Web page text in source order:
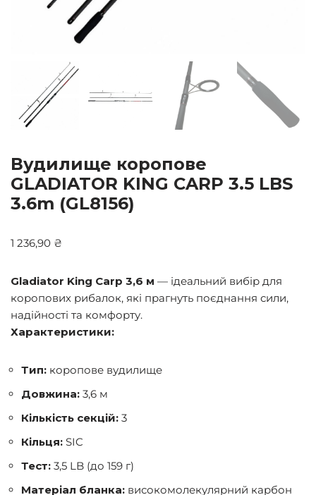
Вудилище коропове
GLADIATOR KING CARP 3.5 LBS
3.6m (GL8156)
1 236,90 ₴
Gladiator King Carp 3,6 м — ідеальний вибір для
коропових рибалок, які прагнуть поєднання сили,
надійності та комфорту.
Характеристики:
Тип: коропове вудилище
Довжина: 3,6 м
Кількість секцій: 3
Кільця: SIC
Тест: 3,5 LB (до 159 г)
Матеріал бланка: високомолекулярний карбон